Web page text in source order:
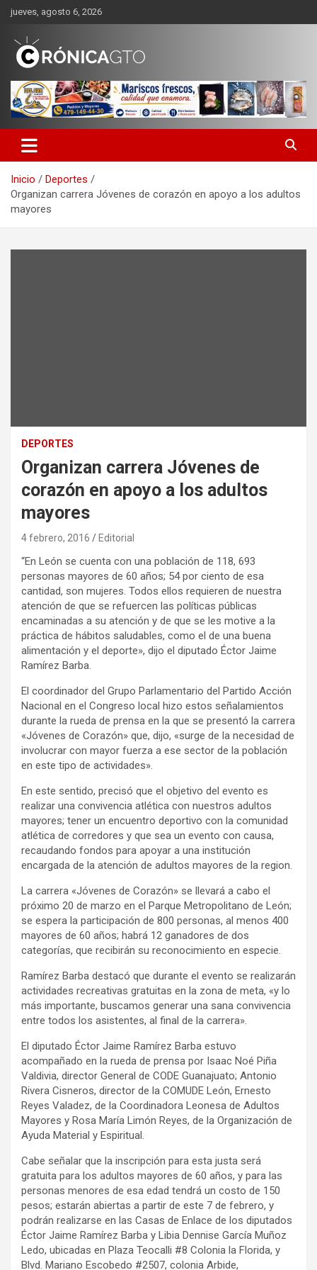
Saltar
contenido
jueves, agosto 6, 2026
CRONICA GUANAJUATO
Inicio
Deportes
Organizan carrera Jóvenes de corazón en apoyo a los adultos
mayores
DEPORTES
Organizan carrera Jóvenes de
corazón en apoyo a los adultos
mayores
4 febrero, 2016 Editorial
“En León se cuenta con una población de 118, 693
personas mayores de 60 años; 54 por ciento de esa
cantidad, son mujeres. Todos ellos requieren de nuestra
atención de que se refuercen las políticas públicas
encaminadas a su atención y de que se les motive a la
práctica de hábitos saludables, como el de una buena
alimentación y el deporte», dijo el diputado Éctor Jaime
Ramírez Barba.
El coordinador del Grupo Parlamentario del Partido Acción
Nacional en el Congreso local hizo estos señalamientos
durante la rueda de prensa en la que se presentó la carrera
«Jóvenes de Corazón» que, dijo, «surge de la necesidad de
involucrar con mayor fuerza a ese sector de la población
en este tipo de actividades».
En este sentido, precisó que el objetivo del evento es
realizar una convivencia atlética con nuestros adultos
mayores; tener un encuentro deportivo con la comunidad
atlética de corredores y que sea un evento con causa,
recaudando fondos para apoyar a una institución
encargada de la atención de adultos mayores de la region.
La carrera «Jóvenes de Corazón» se llevará a cabo el
próximo 20 de marzo en el Parque Metropolitano de León;
se espera la participación de 800 personas, al menos 400
mayores de 60 años; habrá 12 ganadores de dos
categorías, que recibirán su reconocimiento en especie.
Ramírez Barba destacó que durante el evento se realizarán
actividades recreativas gratuitas en la zona de meta, «y lo
más importante, buscamos generar una sana convivencia
entre todos los asistentes, al final de la carrera».
El diputado Éctor Jaime Ramírez Barba estuvo
acompañado en la rueda de prensa por Isaac Noé Piña
Valdivia, director General de CODE Guanajuato; Antonio
Rivera Cisneros, director de la COMUDE León, Ernesto
Reyes Valadez, de la Coordinadora Leonesa de Adultos
Mayores y Rosa María Limón Reyes, de la Organización de
Ayuda Material y Espiritual.
Cabe señalar que la inscripción para esta justa será
gratuita para los adultos mayores de 60 años, y para las
personas menores de esa edad tendrá un costo de 150
pesos; estarán abiertas a partir de este 7 de febrero, y
podrán realizarse en las Casas de Enlace de los diputados
Éctor Jaime Ramírez Barba y Libia Dennise García Muñoz
Ledo, ubicadas en Plaza Teocalli #8 Colonia la Florida, y
Blvd. Mariano Escobedo #2507, colonia Arbide,